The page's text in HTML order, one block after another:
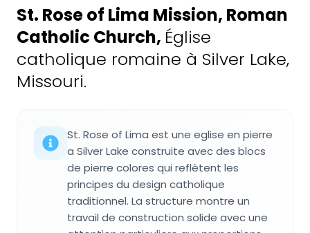
St. Rose of Lima Mission, Roman
Catholic Church, Église
catholique romaine à Silver Lake,
Missouri.
St. Rose of Lima est une eglise en pierre
a Silver Lake construite avec des blocs
de pierre colores qui reflètent les
principes du design catholique
traditionnel. La structure montre un
travail de construction solide avec une